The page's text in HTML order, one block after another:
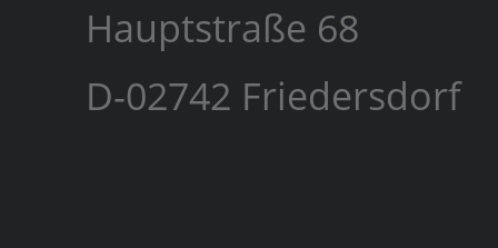
Hauptstraße 68
D-02742 Friedersdorf